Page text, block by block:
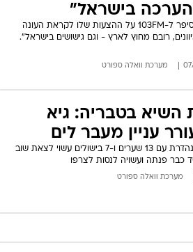
בישראל"
כוכב עירוני טבריה סיפר ל-103FM על ההצעות שלו לקראת העונה
רובם מחוץ לארץ - וגם גישושים בישראל".
מערכת וואלה ספורט
השיא בטבריה: גיא
עניין מעבר לים
הקשר שסיים עונה נהדרת עם 13 שערים ו-7 בישולים עשוי לצאת שוב
כבר פנתה ועשויה לנסות לצרפו
מערכת וואלה ספורט